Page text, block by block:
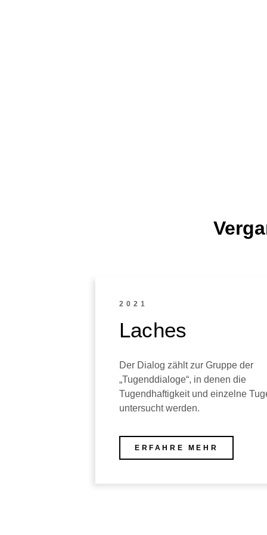
2021
Laches
Der Dialog zählt zur Gruppe der
„Tugenddialoge“, in denen die
Tugendhaftigkeit und einzelne
untersucht werden.
ERFAHRE MEHR